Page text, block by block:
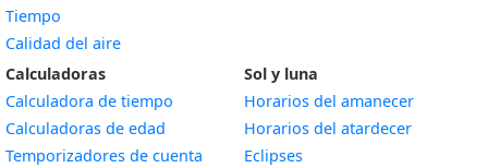
Tiempo
Calidad del aire
Calculadoras
Calculadora de tiempo
Calculadoras de edad
Temporizadores de cuenta
Sol y luna
Horarios del amanecer
Horarios del atardecer
Eclipses